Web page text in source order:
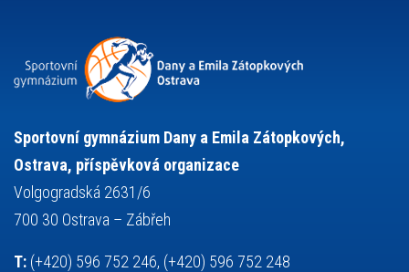
snowboarding
sportovní gymnastika sportovní lezení
stolní tenis střelba
teorie sportovní přípravy
tělesná výchova
událost
volejbal
vybavení vysvědčení vzpírání
výuka všesportovní výcvikový kurz
základy společenských věd
Sportovní gymnázium Dany a Emila Zátopkových,
Ostrava, příspěvková organizace
Volgogradská 2631/6
700 30 Ostrava – Zábřeh
T: (+420) 596 752 246, (+420) 596 752 248